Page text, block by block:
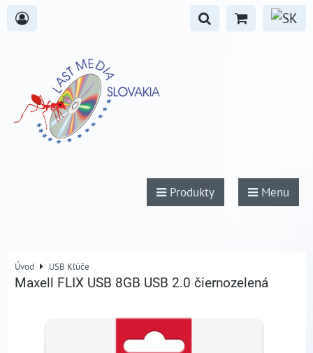
Produkty Menu
Úvod USB Kľúče
Maxell FLIX USB 8GB USB 2.0 čiernozelená